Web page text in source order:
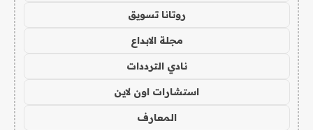
روتانا تسويق
مجلة الابداع
نادي الترددات
استشارات اون لاين
المعارف